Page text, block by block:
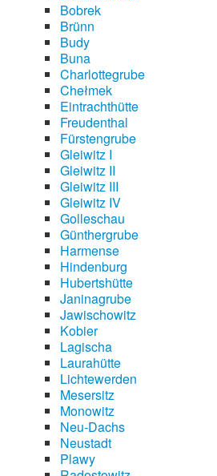
Bobrek
Brünn
Budy
Buna
Charlottegrube
Chełmek
Eintrachthütte
Freudenthal
Fürstengrube
Gleiwitz I
Gleiwitz II
Gleiwitz III
Gleiwitz IV
Golleschau
Günthergrube
Harmense
Hindenburg
Hubertshütte
Janinagrube
Jawischowitz
Kobier
Lagischa
Laurahütte
Lichtewerden
Mesersitz
Monowitz
Neu-Dachs
Neustadt
Plawy